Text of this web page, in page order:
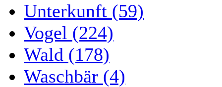
Unterkunft (59)
Vogel (224)
Wald (178)
Waschbär (4)